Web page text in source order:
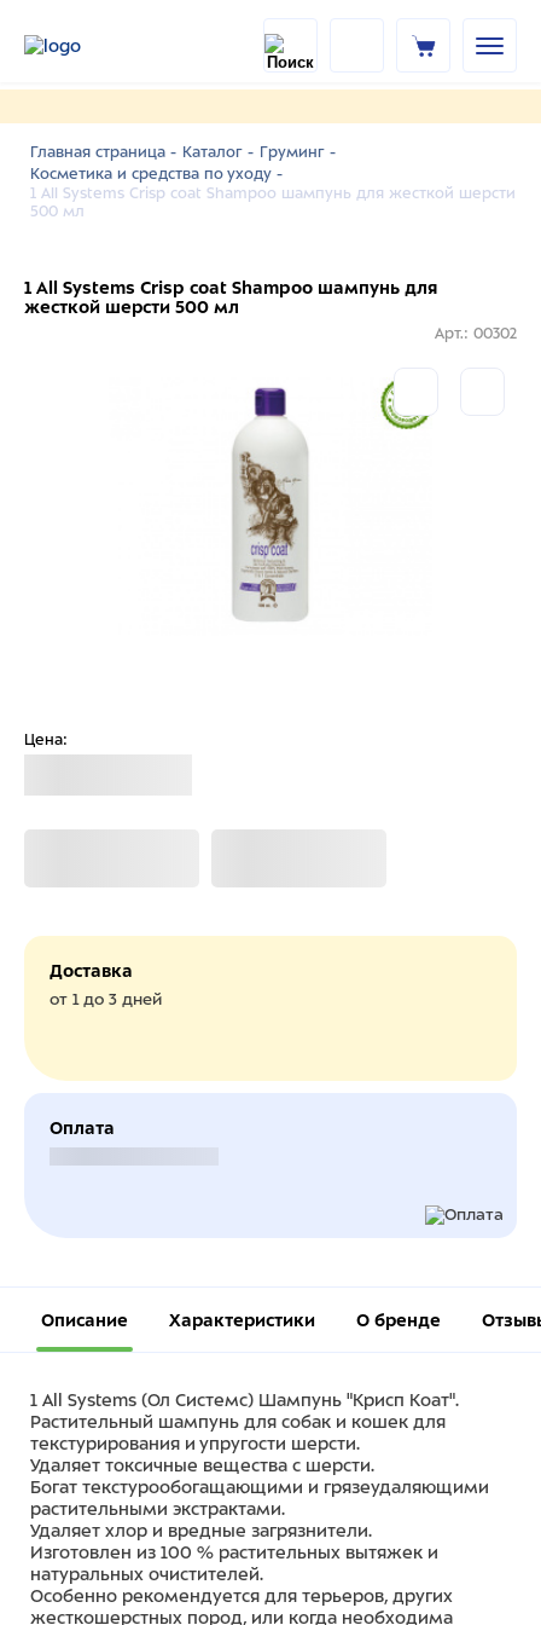
Главная страница - Каталог - Груминг -
Косметика и средства по уходу -
1 All Systems Crisp coat Shampoo шампунь для жесткой шерсти
500 мл
1 All Systems Crisp coat Shampoo шампунь для
жесткой шерсти 500 мл
Арт.: 00302
Цена:
Доставка
от 1 до 3 дней
Оплата
Описание Характеристики О бренде
1 All Systems (Ол Системс) Шампунь "Крисп Коат".
Растительный шампунь для собак и кошек для
текстурирования и упругости шерсти.
Удаляет токсичные вещества с шерсти.
Богат текстурообогащающими и грязеудаляющими
растительными экстрактами.
Удаляет хлор и вредные загрязнители.
Изготовлен из 100 % растительных вытяжек и
натуральных очистителей.
Особенно рекомендуется для терьеров, других
жесткошерстных пород, или когда необходима